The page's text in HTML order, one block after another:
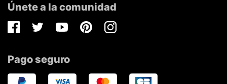
Únete a la comunidad
FacebookTwitterYoutubePinterestInstagram
Pago seguro